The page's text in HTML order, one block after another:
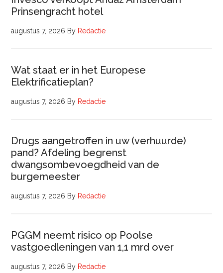
Prinsengracht hotel
augustus 7, 2026 By Redactie
Wat staat er in het Europese
Elektrificatieplan?
augustus 7, 2026 By Redactie
Drugs aangetroffen in uw (verhuurde)
pand? Afdeling begrenst
dwangsombevoegdheid van de
burgemeester
augustus 7, 2026 By Redactie
PGGM neemt risico op Poolse
vastgoedleningen van 1,1 mrd over
augustus 7, 2026 By Redactie